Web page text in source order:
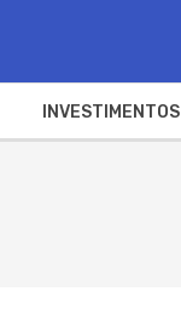
INVESTIMENTOS